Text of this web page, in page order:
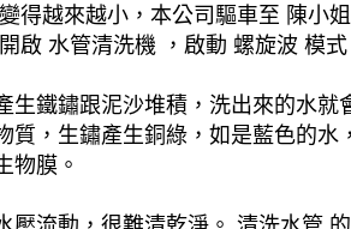
得越來越小，本公司驅車至 陳小
啟 水管清洗機 ，啟動 螺旋波 模
生鐵鏽跟泥沙堆積，洗出來的水
質，生鏽產生銅綠，如是藍色的
物膜。